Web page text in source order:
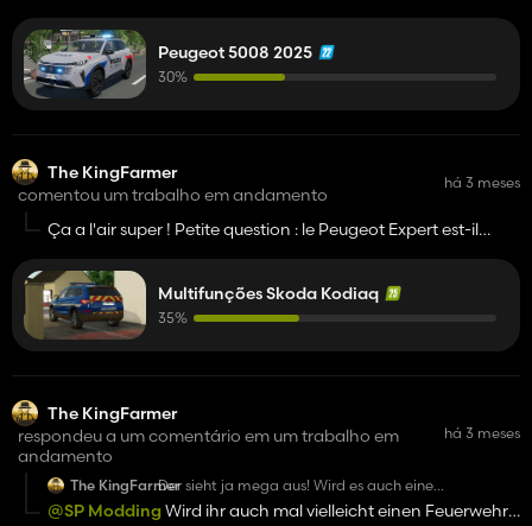
Peugeot 5008 2025
30%
The KingFarmer
comentou um trabalho em andamento
há 3 meses
Ça a l'air super ! Petite question : le Peugeot Expert est-il
Multifunções Skoda Kodiaq
35%
The KingFarmer
respondeu a um comentário em um trabalho em
andamento
há 3 meses
The KingFarmerDer sieht ja mega aus! Wird es auch eine
Berufsfeuerwehrbeklebung haben?
@SP ModdingWird ihr auch mal vielleicht einen Feuerwehr